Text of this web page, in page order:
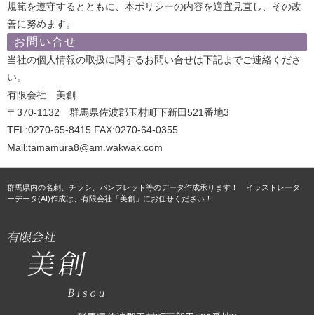
規範を遵守するとともに、本ポリシーの内容を適宜見直し、その改
善に努めます。
お問い合せ
当社の個人情報の取扱に関するお問い合せは下記までご連絡くださ
い。
有限会社 美創
〒370-1132 群馬県佐波郡玉村町下新田521番地3
TEL:0270-65-8415 FAX:0270-64-0355
Mail:tamamura8@am.wakwak.com
群馬県内の名刺、チラシ、パンフレット等のデータ作成承ります！ イラストレータ
ーデータ(AI)作成は、有限会社「美創」にお任せください！